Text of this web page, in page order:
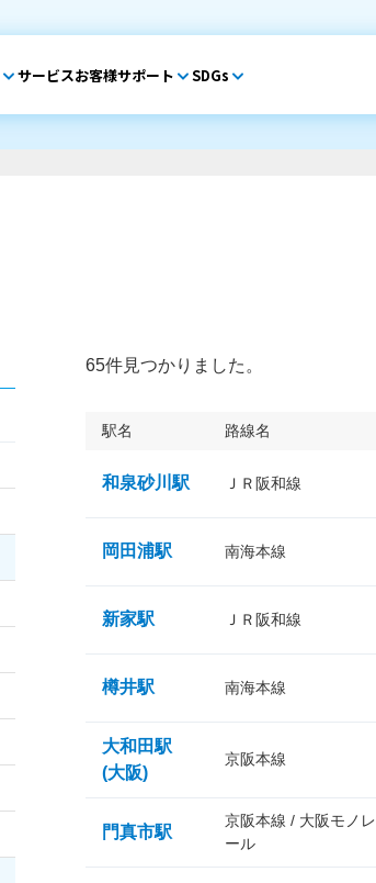
サービスお客様サポート SDGs
65件見つかりました。
駅名 路線名
和泉砂川駅 ＪＲ阪和線
岡田浦駅 南海本線
新家駅 ＪＲ阪和線
樽井駅 南海本線
大和田駅
(大阪)
京阪本線
門真市駅
京阪本線 / 大阪モノレ
ール